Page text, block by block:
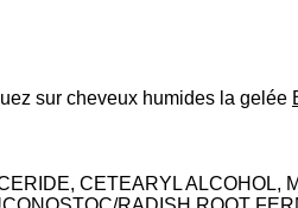
sur cheveux humides la gelée
CETEARYL ALCOHOL,